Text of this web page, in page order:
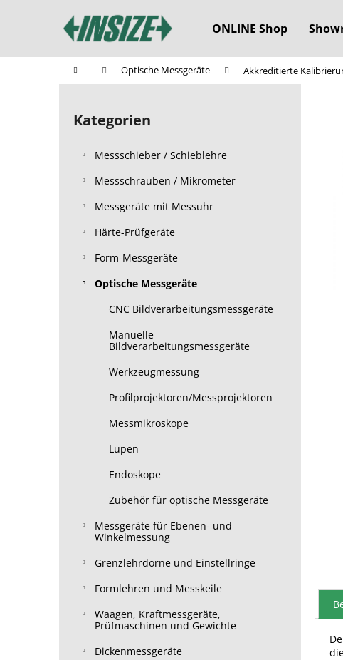
ONLINE Shop
StartseiteOptische Messgeräte Akkreditierte
S
Kategorien
überspringen
Kategorien
Messschieber / Schieblehre
Messschrauben / Mikrometer
Messgeräte mit Messuhr
Härte-Prüfgeräte
Form-Messgeräte
Optische Messgeräte
CNC Bildverarbeitungsmessgeräte
Manuelle
Bildverarbeitungsmessgeräte
Werkzeugmessung
Profilprojektoren/Messprojektoren
Messmikroskope
Lupen
Endoskope
Zubehör für optische Messgeräte
Messgeräte für Ebenen- und
Winkelmessung
Grenzlehrdorne und Einstellringe
Formlehren und Messkeile
Waagen, Kraftmessgeräte,
Prüfmaschinen und Gewichte
Dickenmessgeräte
e
Zurück
zum
Zurück
zum